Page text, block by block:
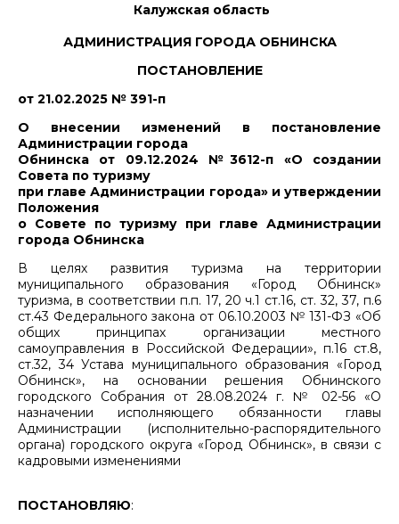
Калужская область
АДМИНИСТРАЦИЯ ГОРОДА ОБНИНСКА
ПОСТАНОВЛЕНИЕ
от 21.02.2025 № 391-п
О внесении изменений в постановление
Администрации города
Обнинска от 09.12.2024 №3612-п «О создании
Совета по туризму
при главе Администрации города» и утверждении
Положения
о Совете по туризму при главе Администрации
города Обнинска
В целях развития туризма на территории
муниципального образования «Город Обнинск»
туризма, в соответствии п.п. 17, 20 ч.1 ст.16, ст. 32, 37, п.6
ст.43 Федерального закона от 06.10.2003 № 131-ФЗ «Об
общих принципах организации местного
самоуправления в Российской Федерации», п.16 ст.8,
ст.32, 34 Устава муниципального образования «Город
Обнинск», на основании решения Обнинского
городского Собрания от 28.08.2024 г. № 02-56 «О
назначении исполняющего обязанности главы
Администрации (исполнительно-распорядительного
органа) городского округа «Город Обнинск», в связи с
кадровыми изменениями
ПОСТАНОВЛЯЮ: